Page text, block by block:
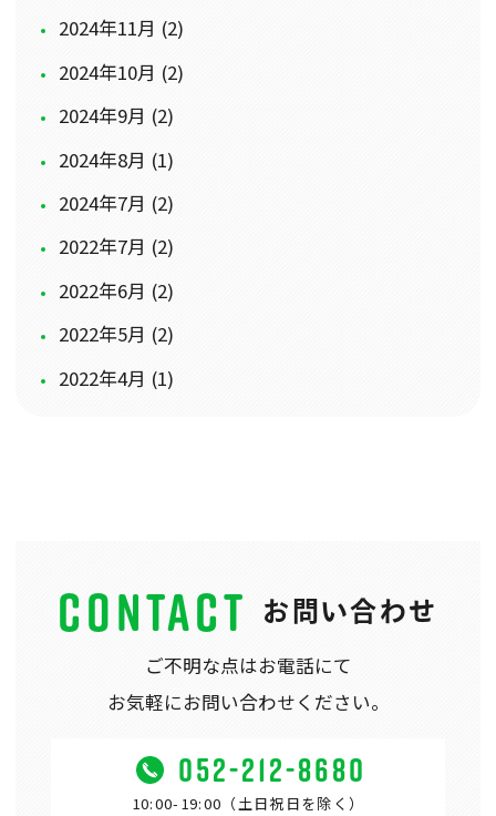
2024年11月 (2)
2024年10月 (2)
2024年9月 (2)
2024年8月 (1)
2024年7月 (2)
2022年7月 (2)
2022年6月 (2)
2022年5月 (2)
2022年4月 (1)
CONTACT お問い合わせ
ご不明な点はお電話にて
お気軽にお問い合わせください。
052-212-8680
10:00-19:00（土日祝日を除く）